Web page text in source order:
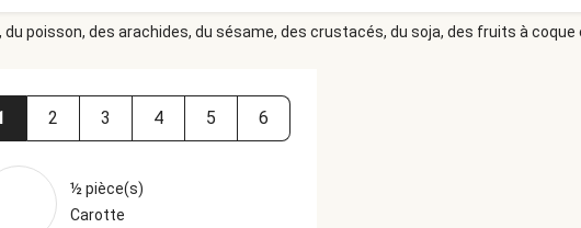
poisson, des arachides, du sésame, des crustacés, du soja, des fruits à coque
2 3 4 5 6
½ pièce(s)
Carotte